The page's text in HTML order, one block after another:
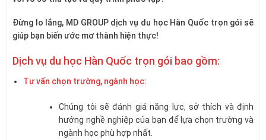
Đừng lo lắng, MD GROUP dịch vụ du học Hàn Quốc trọn gói sẽ
giúp bạn biến ước mơ thành hiện thực!
Dịch vụ du học Hàn Quốc trọn gói bao gồm:
Tư vấn chọn trường, ngành học:
Chúng tôi sẽ đánh giá năng lực, sở thích và định
hướng nghề nghiệp của bạn để lựa chọn trường và
ngành học phù hợp nhất.